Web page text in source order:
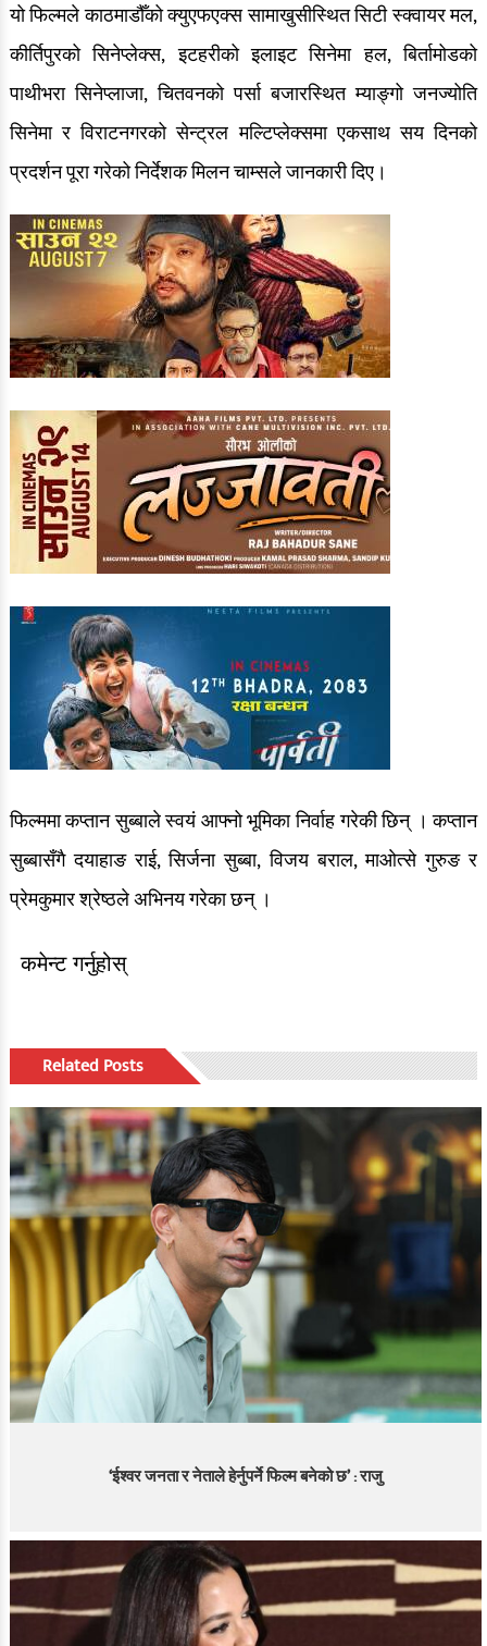
यो फिल्मले काठमाडौँको क्युएफएक्स सामाखुसीस्थित सिटी स्क्वायर मल,
कीर्तिपुरको सिनेप्लेक्स, इटहरीको इलाइट सिनेमा हल, बिर्तामोडको
पाथीभरा सिनेप्लाजा, चितवनको पर्सा बजारस्थित म्याङ्गो जनज्योति
सिनेमा र विराटनगरको सेन्ट्रल मल्टिप्लेक्समा एकसाथ सय दिनको
प्रदर्शन पूरा गरेको निर्देशक मिलन चाम्सले जानकारी दिए।
फिल्ममा कप्तान सुब्बाले स्वयं आफ्नो भूमिका निर्वाह गरेकी छिन् । कप्तान
सुब्बासँगै दयाहाङ राई, सिर्जना सुब्बा, विजय बराल, माओत्से गुरुङ र
प्रेमकुमार श्रेष्ठले अभिनय गरेका छन् ।
कमेन्ट गर्नुहोस्
Related Posts
‘ईश्वर जनता र नेताले हेर्नुपर्ने फिल्म बनेको छ’ : राजु